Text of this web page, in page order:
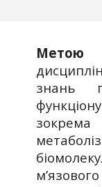
Метою
знань
зокрема